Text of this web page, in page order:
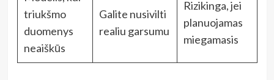
triukšmo
duomenys
neaiškūs
Galite nusivilti
realiu garsumu
Rizikinga, jei
planuojamas
miegamasis